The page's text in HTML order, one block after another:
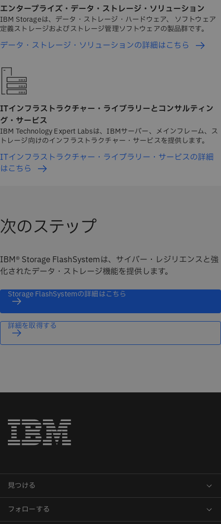
エンタープライズ・データ・ストレージ・ソリューション
IBM Storageは、データ・ストレージ・ハードウェア、 ソフトウェア
定義ストレージおよびストレージ管理ソフトウェアの製品群です。
データ・ストレージ・ソリューションの詳細はこちら
ITインフラストラクチャー・ライブラリーとコンサルティン
グ・サービス
IBM Technology Expert Labsは、IBMサーバー、メインフレーム、ス
トレージ向けのインフラストラクチャー・サービスを提供します。
ITインフラストラクチャー・ライブラリー・サービスの詳細
はこちら
次のステップ
IBM® Storage FlashSystemは、サイバー・レジリエンスと強
化されたデータ・ストレージ機能を提供します。
Storage FlashSystemの詳細はこちら
詳細を取得する